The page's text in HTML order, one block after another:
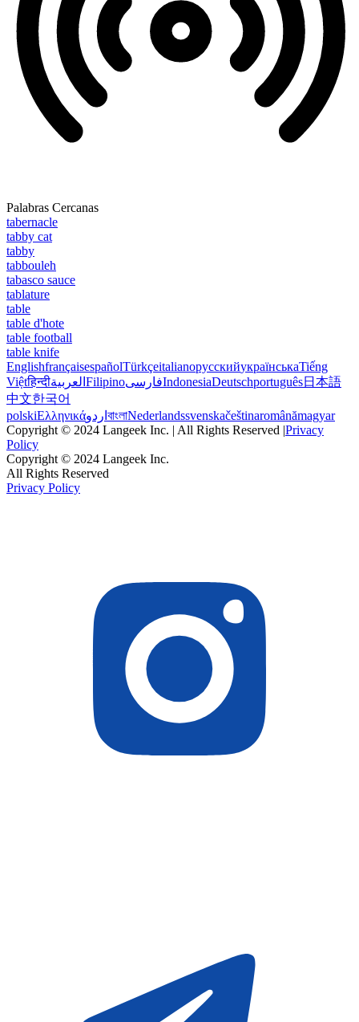
Palabras Cercanas
tabernacle
tabby cat
tabby
tabbouleh
tabasco sauce
tablature
table
table d'hote
table football
table knife
EnglishfrançaisespañolTürkçeitalianoрусскийукраїнськаTiếng
Việtहिन्दीالعربية FilipinoفارسیIndonesiaDeutschportuguês日本語
中文한국어
polskiΕλληνικάاردو বাংলাNederlandssvenskačeštinaromânămagyar
Copyright © 2024 Langeek Inc. | All Rights Reserved |Privacy
Policy
Copyright © 2024 Langeek Inc.
All Rights Reserved
Privacy Policy